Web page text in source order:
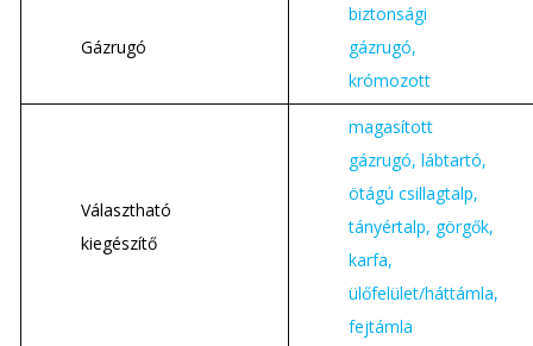
Gázrugó
biztonsági
gázrugó,
krómozott
Választható
kiegészítő
magasított
gázrugó, lábtartó,
ötágú csillagtalp,
tányértalp, görgők,
karfa,
ülőfelület/háttámla,
fejtámla